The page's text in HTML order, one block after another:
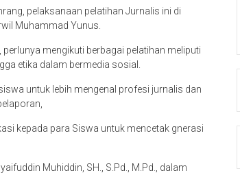
pelaksanaan pelatihan Jurnalis ini di
Muhammad Yunus.
mengikuti berbagai pelatihan meliputi
etika dalam bermedia sosial.
untuk lebih mengenal profesi jurnalis dan
kepada para Siswa untuk mencetak gnerasi
Muhiddin, SH., S.Pd., M.Pd., dalam